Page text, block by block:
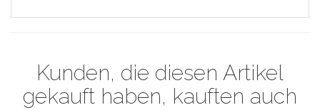
Kunden, die diesen Artikel
gekauft haben, kauften auch